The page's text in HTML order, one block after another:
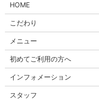
HOME
こだわり
メニュー
初めてご利用の方へ
インフォメーション
スタッフ